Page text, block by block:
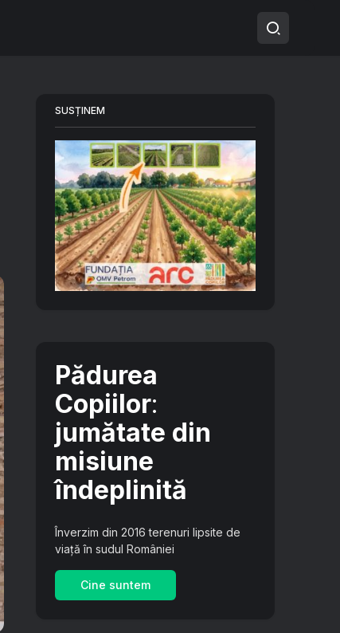
SUSȚINEM
Pădurea
Copiilor:
jumătate din
misiune
îndeplinită
Înverzim din 2016 terenuri lipsite de
viață în sudul României
Cine suntem